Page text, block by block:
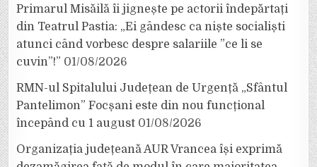
Primarul Misăilă îi jignește pe actorii îndepărtați
din Teatrul Pastia: „Ei gândesc ca niște socialiști
atunci când vorbesc despre salariile ”ce li se
cuvin”!” 01/08/2026
RMN-ul Spitalului Județean de Urgență „Sfântul
Pantelimon” Focșani este din nou funcțional
începând cu 1 august 01/08/2026
Organizația județeană AUR Vrancea își exprimă